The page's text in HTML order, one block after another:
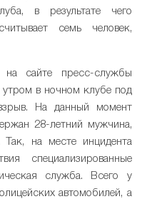
в результате чего
семь человек,
на сайте пресс-службы
в ночном клубе под
На данный момент
28-летний мужчина,
Так, на месте инцидента
специализированные
служба. Всего у
автомобилей, а